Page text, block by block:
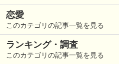
恋愛
このカテゴリの記事一覧を見る
ランキング・調査
このカテゴリの記事一覧を見る